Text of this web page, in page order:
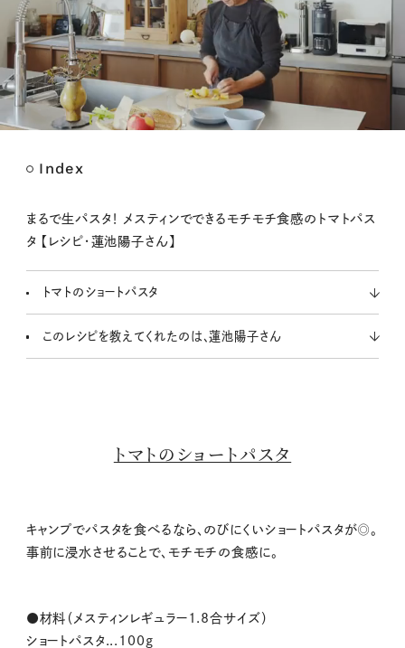
t
Index
まるで生パスタ！ メスティンでできるモチモチ食感のトマトパス
タ 【レシピ・蓮池陽子さん】
トマトのショートパスタ
このレシピを教えてくれたのは、蓮池陽子さん
トマトのショートパスタ
キャンプでパスタを食べるなら、のびにくいショートパスタが◎。
事前に浸水させることで、モチモチの食感に。
●材料（メスティンレギュラー1.8合サイズ）
ショートパスタ...100g